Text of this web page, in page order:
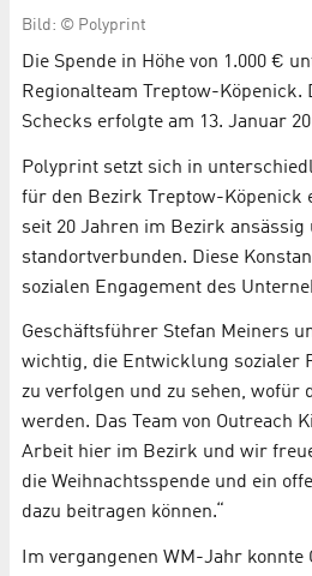
Bild: © Polyprint
Die Spende in Höhe von 1.000 €
Regionalteam Treptow-Köpenick.
Schecks erfolgte am 13. Januar
Polyprint setzt sich in
für den Bezirk Treptow-Köpenick
seit 20 Jahren im Bezirk
standortverbunden. Diese
sozialen Engagement des
Geschäftsführer Stefan Meiners
wichtig, die Entwicklung sozialer
zu verfolgen und zu sehen, wofür
werden. Das Team von Outreach
Arbeit hier im Bezirk und wir
die Weihnachtsspende und ein
dazu beitragen können.“
Im vergangenen WM-Jahr